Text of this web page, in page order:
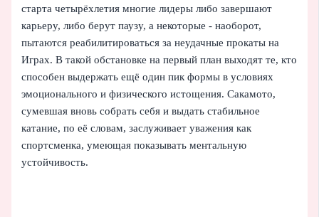
старта четырёхлетия многие лидеры либо завершают
карьеру, либо берут паузу, а некоторые - наоборот,
пытаются реабилитироваться за неудачные прокаты на
Играх. В такой обстановке на первый план выходят те, кто
способен выдержать ещё один пик формы в условиях
эмоционального и физического истощения. Сакамото,
сумевшая вновь собрать себя и выдать стабильное
катание, по её словам, заслуживает уважения как
спортсменка, умеющая показывать ментальную
устойчивость.